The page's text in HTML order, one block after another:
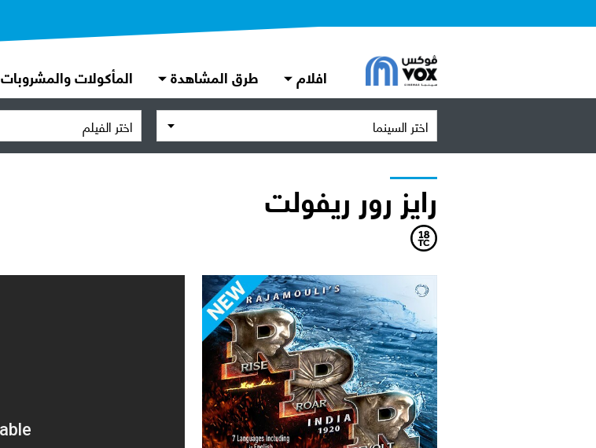
افلام طرق المشاهدة المأكولات والمشروبات
اختر السينما اختر الفيلم
رايز رور ريفولت